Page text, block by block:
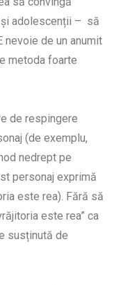
adolescenții – să
nevoie de un anumit
metoda foarte
de respingere
(de exemplu,
nedrept pe
personaj exprimă
este rea). Fără să
este rea” ca
susținută de